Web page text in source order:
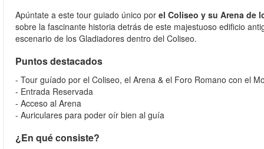
Apúntate a este tour guiado único por el Coliseo y su Arena de
sobre la fascinante historia detrás de este majestuoso edificio
escenario de los Gladiadores dentro del Coliseo.
Puntos destacados
- Tour guíado por el Coliseo, el Arena & el Foro Romano con el
- Entrada Reservada
- Acceso al Arena
- Auriculares para poder oír bien al guía
¿En qué consiste?